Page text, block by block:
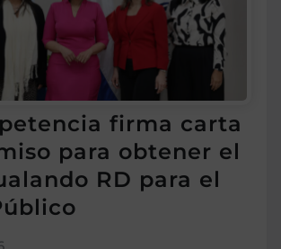
firma carta
para obtener el
RD para el